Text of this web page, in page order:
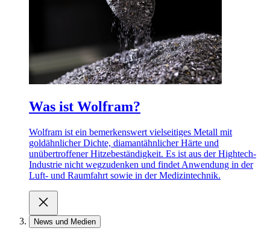
Was ist Wolfram?
Wolfram ist ein bemerkenswert vielseitiges Metall mit
goldähnlicher Dichte, diamantähnlicher Härte und
unübertroffener Hitzebeständigkeit. Es ist aus der Hightech-
Industrie nicht wegzudenken und findet Anwendung in der
Luft- und Raumfahrt sowie in der Medizintechnik.
News und Medien